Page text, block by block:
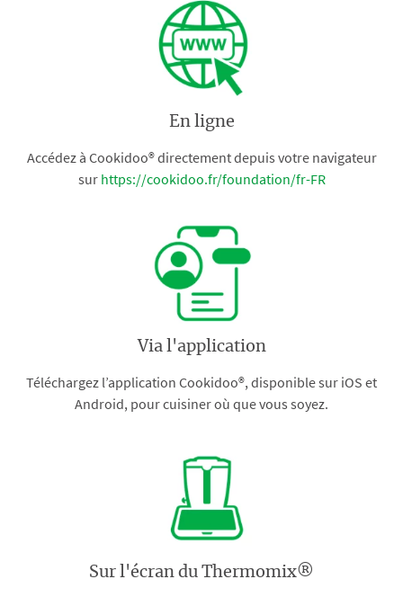
En ligne
Accédez à Cookidoo® directement depuis votre navigateur
sur https://cookidoo.fr/foundation/fr-FR
Via l'application
Téléchargez l’application Cookidoo®, disponible sur iOS et
Android, pour cuisiner où que vous soyez.
Sur l'écran du Thermomix®